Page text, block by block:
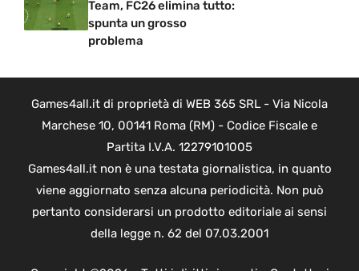
Team, FC26 elimina tutto:
spunta un grosso
problema
Games4all.it di proprietà di WEB 365 SRL - Via Nicola
Marchese 10, 00141 Roma (RM) - Codice Fiscale e
Partita I.V.A. 12279101005
Games4all.it non è una testata giornalistica, in quanto
viene aggiornato senza alcuna periodicità. Non può
pertanto considerarsi un prodotto editoriale ai sensi
della legge n. 62 del 07.03.2001